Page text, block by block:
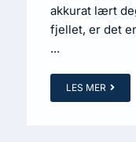
akkurat lært
fjellet, er det
...
LES MER